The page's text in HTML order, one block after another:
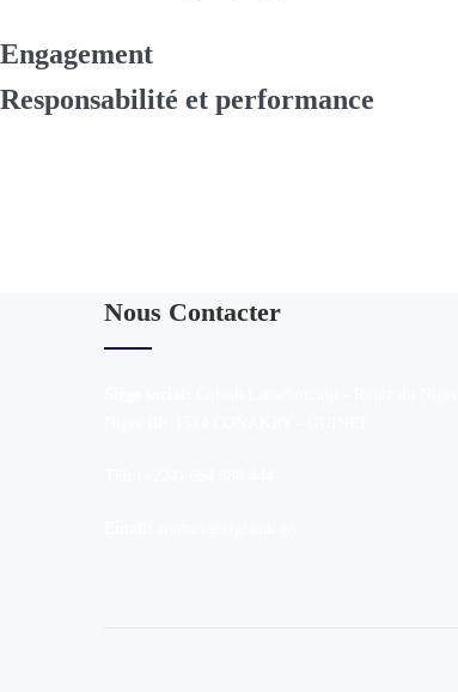
Engagement
Responsabilité et performance
Nous Contacter